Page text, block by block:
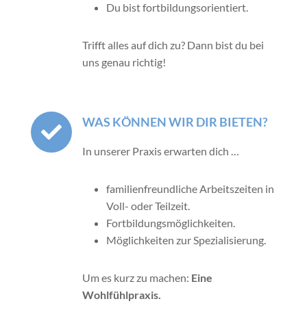
Du bist fortbildungsorientiert.
Trifft alles auf dich zu? Dann bist du bei
uns genau richtig!
WAS KÖNNEN WIR DIR BIETEN?
In unserer Praxis erwarten dich …
familienfreundliche Arbeitszeiten in
Voll- oder Teilzeit.
Fortbildungsmöglichkeiten.
Möglichkeiten zur Spezialisierung.
Um es kurz zu machen: Eine
Wohlfühlpraxis.